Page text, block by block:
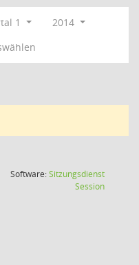
1
2014
Software:Sitzungsdienst
Session(Wird in